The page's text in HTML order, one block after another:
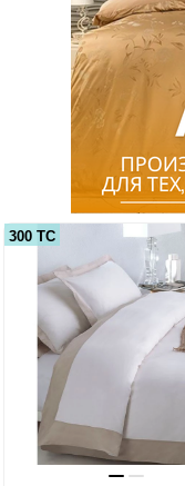
300 ТС